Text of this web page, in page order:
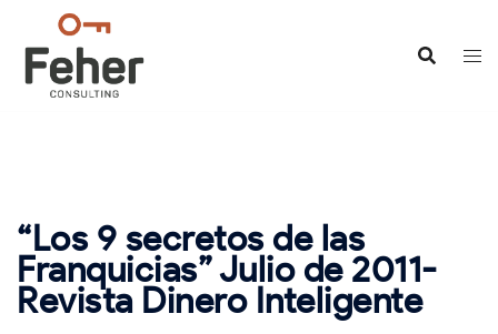
contenido
“Los 9 secretos de las
Franquicias” Julio de 2011-
Revista Dinero Inteligente